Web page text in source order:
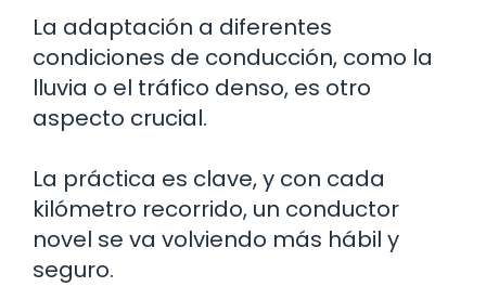
La adaptación a diferentes
condiciones de conducción, como la
lluvia o el tráfico denso, es otro
aspecto crucial.
La práctica es clave, y con cada
kilómetro recorrido, un conductor
novel se va volviendo más hábil y
seguro.